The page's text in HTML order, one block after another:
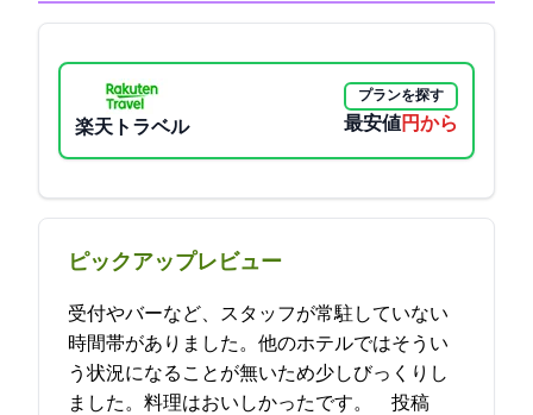
楽天トラベル
プランを探す
最安値4235円から
ピックアップレビュー
受付やバーなど、スタッフが常駐していない
時間帯がありました。他のホテルではそうい
う状況になることが無いため少しびっくりし
ました。料理はおいしかったです。 2023-05-10 08:53:08投稿